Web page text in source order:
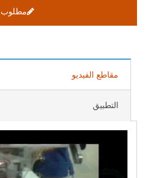
مطلوب
مقاطع الفيديو
التطبيق